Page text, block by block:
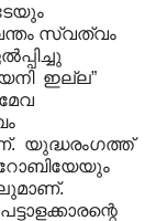
സ്വത്വം
ഇല്ല”
യുദ്ധരംഗത്ത്